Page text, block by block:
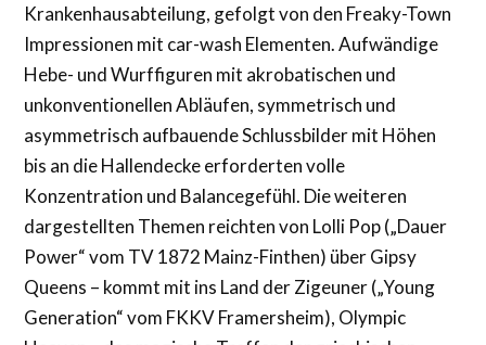
Krankenhausabteilung, gefolgt von den Freaky-Town
Impressionen mit car-wash Elementen. Aufwändige
Hebe- und Wurffiguren mit akrobatischen und
unkonventionellen Abläufen, symmetrisch und
asymmetrisch aufbauende Schlussbilder mit Höhen
bis an die Hallendecke erforderten volle
Konzentration und Balancegefühl. Die weiteren
dargestellten Themen reichten von Lolli Pop („Dauer
Power“ vom TV 1872 Mainz-Finthen) über Gipsy
Queens – kommt mit ins Land der Zigeuner („Young
Generation“ vom FKKV Framersheim), Olympic